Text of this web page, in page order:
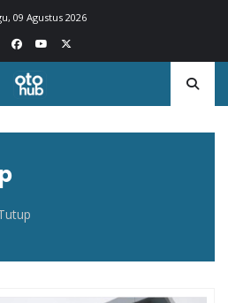
09 Agustus 2026
terkini